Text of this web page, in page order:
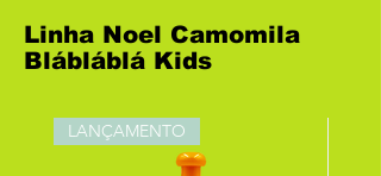
Linha Noel Camomila
Blábláblá Kids
LANÇAMENTO